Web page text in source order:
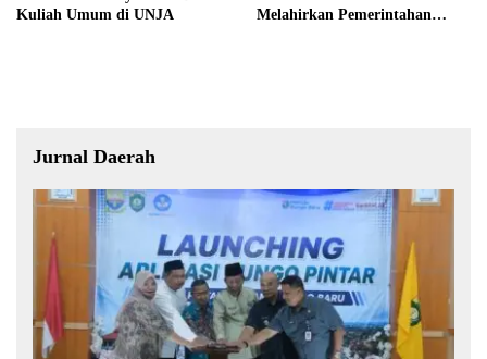
Kuliah Umum di UNJA
Melahirkan Pemerintahan
Jurnal Daerah